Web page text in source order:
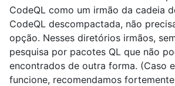
CodeQL como um irmão da cadeia
CodeQL descompactada, não
opção. Nesses diretórios irmãos,
pesquisa por pacotes QL que não
encontrados de outra forma. (Caso
funcione, recomendamos